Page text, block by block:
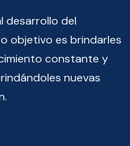
desarrollo del
objetivo es brindarles
constante y
nuevas